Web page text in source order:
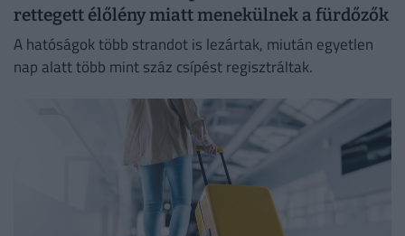
rettegett élőlény miatt menekülnek a fürdőzők
A hatóságok több strandot is lezártak, miután egyetlen
nap alatt több mint száz csípést regisztráltak.